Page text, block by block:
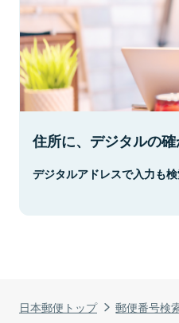
日本郵便トップ 郵便番号検
住所に、デジタルの確
デジタルアドレスで入力も検